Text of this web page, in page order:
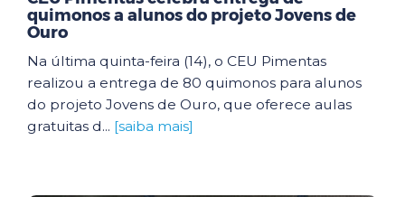
quimonos a alunos do projeto Jovens de
Ouro
Na última quinta-feira (14), o CEU Pimentas
realizou a entrega de 80 quimonos para alunos
do projeto Jovens de Ouro, que oferece aulas
gratuitas d... [saiba mais]